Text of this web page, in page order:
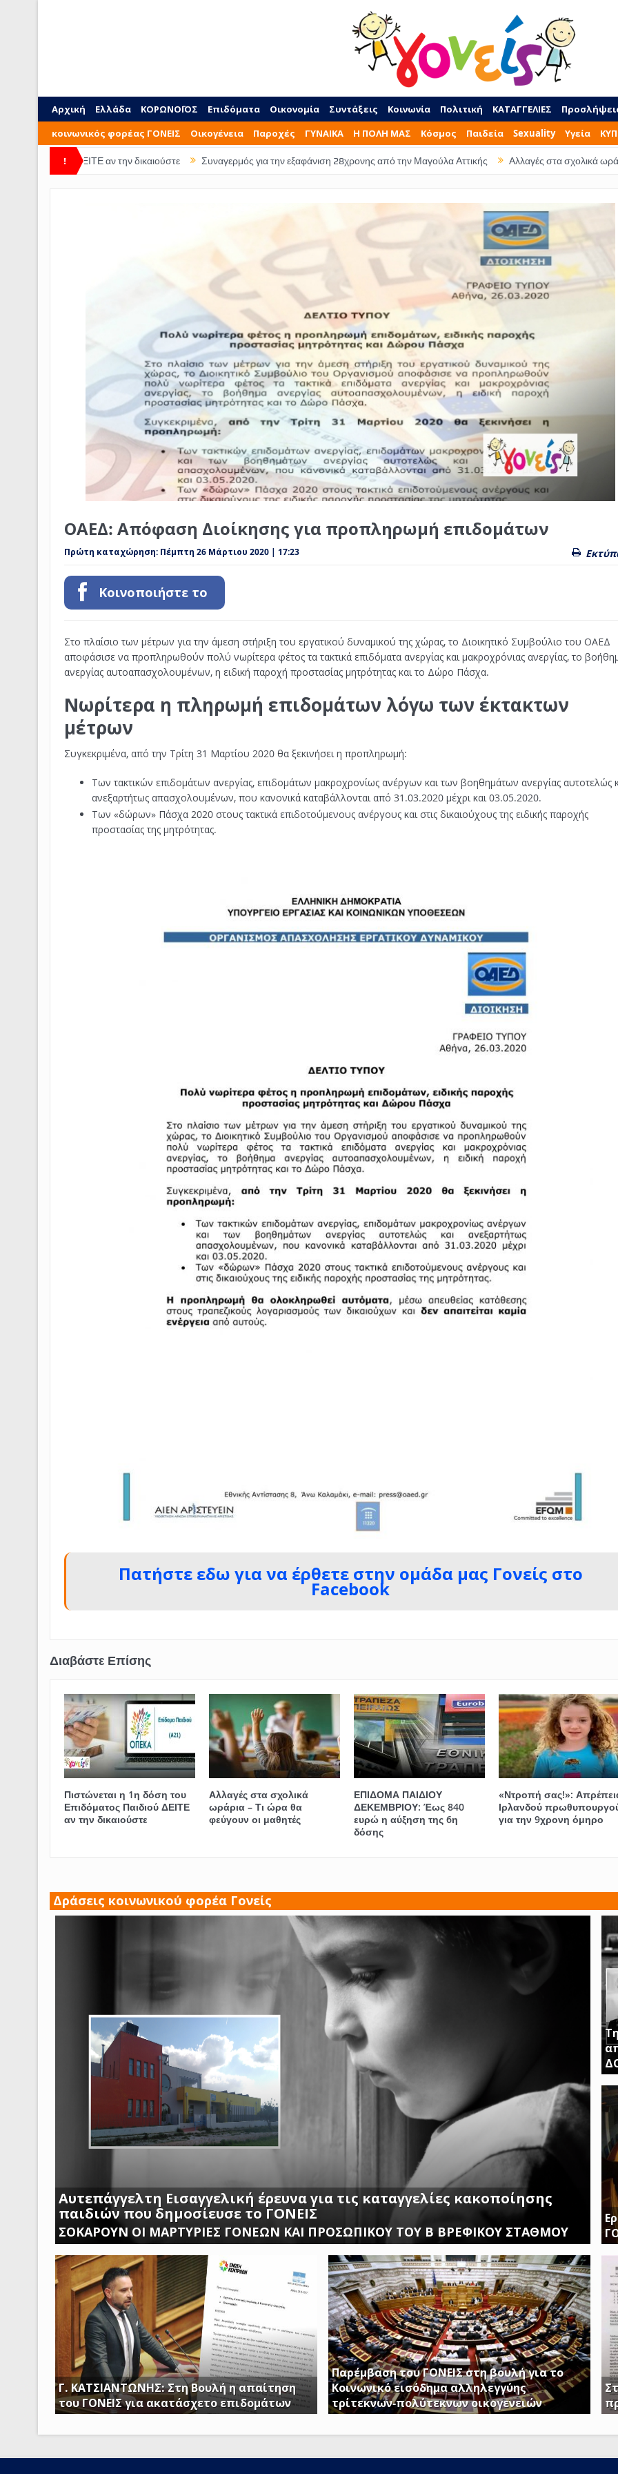
Αρχική Ελλάδα ΚΟΡΩΝΟΪΟΣ Επιδόματα Οικονομία Συντάξεις Κοινωνία Πολιτική ΚΑΤΑΓΓΕΛΙΕΣ
κοινωνικός φορέας ΓΟΝΕΙΣ
Οικογένεια Παροχές ΓΥΝΑΙΚΑ Η ΠΟΛΗ ΜΑΣ Κόσμος Παιδεία Sexuality Υγεία
!
ΔΕΙΤΕ αν την δικαιούστε Συναγερμός για την εξαφάνιση 28χρονης από την Μαγούλα Αττικής Αλλαγές στα σχολικά ωράρια – Τι ώρα θα
ΟΑΕΔ: Απόφαση Διοίκησης για προπληρωμή επιδομάτων
Πρώτη καταχώρηση: Πέμπτη 26 Μάρτιου 2020 | 17:23
Κοινοποιήστε το
Στο πλαίσιο των μέτρων για την άμεση στήριξη του εργατικού δυναμικού της χώρας, το Διοικητικό Συμβούλιο του ΟΑΕΔ
αποφάσισε να προπληρωθούν πολύ νωρίτερα φέτος τα τακτικά επιδόματα ανεργίας και μακροχρόνιας ανεργίας, το
ανεργίας αυτοαπασχολουμένων, η ειδική παροχή προστασίας μητρότητας και το Δώρο Πάσχα.
Νωρίτερα η πληρωμή επιδομάτων λόγω των έκτακτων
μέτρων
Συγκεκριμένα, από την Τρίτη 31 Μαρτίου 2020 θα ξεκινήσει η προπληρωμή:
Των τακτικών επιδομάτων ανεργίας, επιδομάτων μακροχρονίως ανέργων και των βοηθημάτων ανεργίας αυτοτελώς
ανεξαρτήτως απασχολουμένων, που κανονικά καταβάλλονται από 31.03.2020 μέχρι και 03.05.2020.
Των «δώρων» Πάσχα 2020 στους τακτικά επιδοτούμενους ανέργους και στις δικαιούχους της ειδικής παροχής
προστασίας της μητρότητας.
Πατήστε εδω για να έρθετε στην ομάδα μας Γονείς στο
Facebook
Πιστώνεται η 1η δόση του
Επιδόματος Παιδιού ΔΕΙΤΕ
αν την δικαιούστε
Αλλαγές στα σχολικά
ωράρια – Τι ώρα θα
φεύγουν οι μαθητές
ΕΠΙΔΟΜΑ ΠΑΙΔΙΟΥ
ΔΕΚΕΜΒΡΙΟΥ: Έως 840
ευρώ η αύξηση της 6η
δόσης
«Ντροπή σας!»:
Ιρλανδού
για την 9χρονη όμηρο
Δράσεις κοινωνικού φορέα Γονείς
Αυτεπάγγελτη Εισαγγελική έρευνα για τις καταγγελίες κακοποίησης
παιδιών που δημοσίευσε το ΓΟΝΕΙΣ
ΣΟΚΑΡΟΥΝ ΟΙ ΜΑΡΤΥΡΙΕΣ ΓΟΝΕΩΝ ΚΑΙ ΠΡΟΣΩΠΙΚΟΥ ΤΟΥ Β ΒΡΕΦΙΚΟΥ ΣΤΑΘΜΟΥ
ΑΣΠΡΟΠΥΡΓΟΥ
Γ. ΚΑΤΣΙΑΝΤΩΝΗΣ: Στη Βουλή η απαίτηση
του ΓΟΝΕΙΣ για ακατάσχετο επιδομάτων
ΕΡΩΤΗΣΗ ΤΟΥ ΒΟΥΛΕΥΤΗ ΓΙΩΡΓΟΥ ΚΑΤΣΙΑΝΤΩΝΗ
Παρέμβαση του ΓΟΝΕΙΣ στη βουλή για το
Κοινωνικό εισόδημα αλληλεγγύης
τρίτεκνων-πολύτεκνων οικογενειών
Απαιτούμε να εξαιρεθούν τα επιδόματα Στήριξης
Τέκνων, καθώς και το Ειδικό Επίδομα Στήριξης σε
Γ.